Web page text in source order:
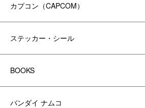
カプコン（CAPCOM）
ステッカー・シール
BOOKS
バンダイ ナムコ